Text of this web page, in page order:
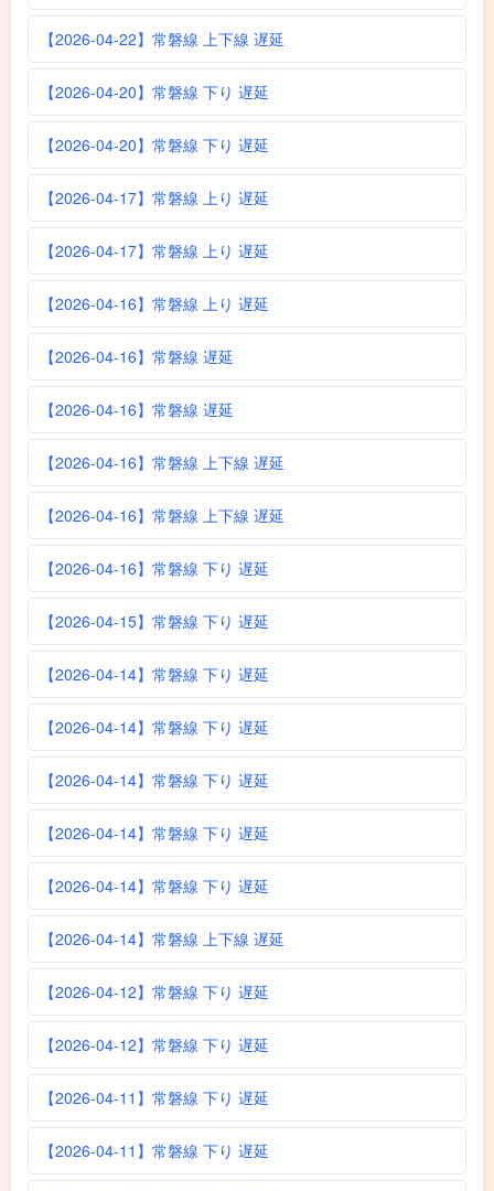
【2026-04-22】常磐線 上下線 遅延
【2026-04-20】常磐線 下り 遅延
【2026-04-20】常磐線 下り 遅延
【2026-04-17】常磐線 上り 遅延
【2026-04-17】常磐線 上り 遅延
【2026-04-16】常磐線 上り 遅延
【2026-04-16】常磐線 遅延
【2026-04-16】常磐線 遅延
【2026-04-16】常磐線 上下線 遅延
【2026-04-16】常磐線 上下線 遅延
【2026-04-16】常磐線 下り 遅延
【2026-04-15】常磐線 下り 遅延
【2026-04-14】常磐線 下り 遅延
【2026-04-14】常磐線 下り 遅延
【2026-04-14】常磐線 下り 遅延
【2026-04-14】常磐線 下り 遅延
【2026-04-14】常磐線 下り 遅延
【2026-04-14】常磐線 上下線 遅延
【2026-04-12】常磐線 下り 遅延
【2026-04-12】常磐線 下り 遅延
【2026-04-11】常磐線 下り 遅延
【2026-04-11】常磐線 下り 遅延